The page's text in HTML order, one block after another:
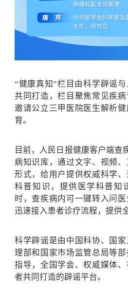
“健康真知”栏目由科学辟谣
共同打造，栏目聚焦常见疾病
邀请公立三甲医院医生解析
育。
目前，人民日报健康客户端查
病知识库，通过文字、视频
形式，给用户提供权威科学
科普知识，提供医学科普知
时，查疾病内可一键转入问医
迅速接入患者诊疗流程，提供
科学辟谣是由中国科协、国
理部和国家市场监管总局等
指导，全国学会、权威媒体
者共同打造的辟谣平台。